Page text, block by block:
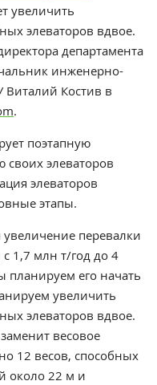
увеличить
элеваторов вдвое.
департамента
инженерно-
Виталий Костив в
.
поэтапную
элеваторов
элеваторов
этапы.
перевалки
1,7 млн т/год до 4
планируем его начать
увеличить
элеваторов вдвое.
весовое
12 весов, способных
около 22 м и